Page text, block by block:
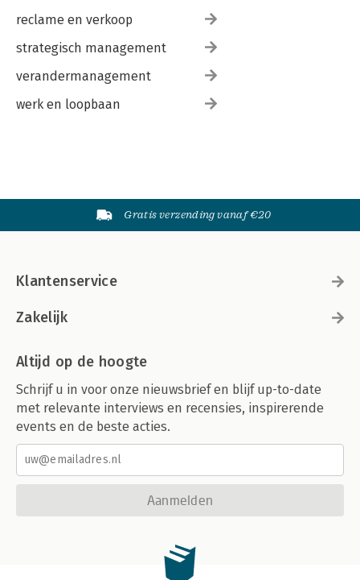
reclame en verkoop
strategisch management
verandermanagement
werk en loopbaan
Gratis verzending vanaf €20
Klantenservice
Zakelijk
Altijd op de hoogte
Schrijf u in voor onze nieuwsbrief en blijf up-to-date
met relevante interviews en recensies, inspirerende
events en de beste acties.
Aanmelden